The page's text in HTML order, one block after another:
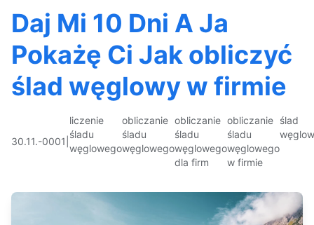
Daj Mi 10 Dni A Ja
Pokażę Ci Jak obliczyć
ślad węglowy w firmie
30.11.-0001
liczenie
śladu
węglowego
obliczanie
śladu
węglowego
obliczanie
śladu
węglowego
dla firm
obliczanie
śladu
węglowego
w firmie
ślad